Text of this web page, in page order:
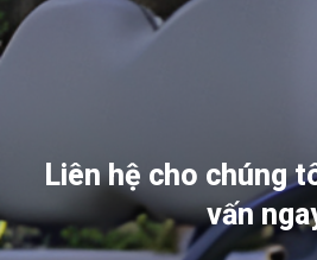
Liên hệ cho chúng
vấn